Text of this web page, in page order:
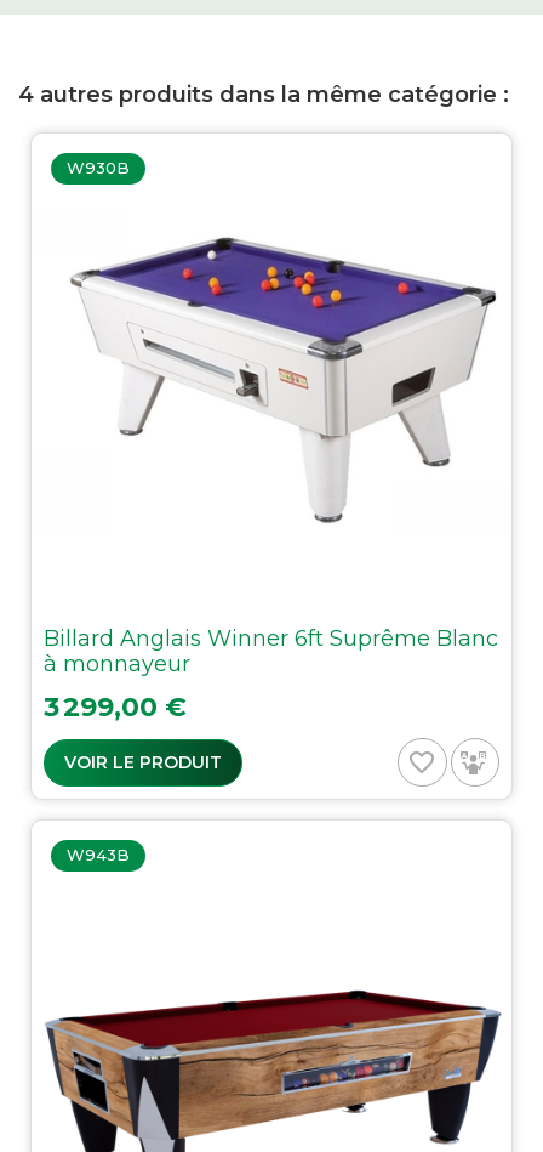
4 autres produits dans la même catégorie :
W930B
Billard Anglais Winner 6ft Suprême Blanc
à monnayeur
Prix
3 299,00 €
VOIR LE PRODUIT favorite_border
W943B